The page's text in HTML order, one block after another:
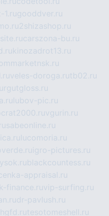
1.rugooddver.ru
2shizashop.ru
carszona-bu.ru
kinozadrot13.ru
veles-doroga.rutb02.ru
lubov-pic.ru
vgurin.ru
sabeonline.ru
lucomoria.ru
igro-pictures.ru
blackcountess.ru
appraisal.ru
finance.ruvip-surfing.ru
dr-pavlush.ru
tesotomeshell.ru